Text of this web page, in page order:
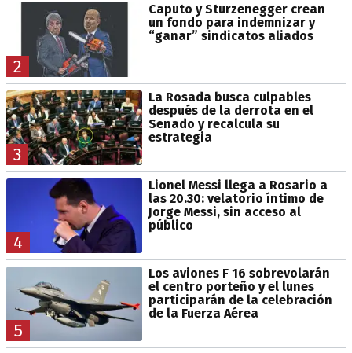
2
Caputo y Sturzenegger crean
un fondo para indemnizar y
“ganar” sindicatos aliados
3
La Rosada busca culpables
después de la derrota en el
Senado y recalcula su
estrategia
4
Lionel Messi llega a Rosario a
las 20.30: velatorio íntimo de
Jorge Messi, sin acceso al
público
5
Los aviones F 16 sobrevolarán
el centro porteño y el lunes
participarán de la celebración
de la Fuerza Aérea